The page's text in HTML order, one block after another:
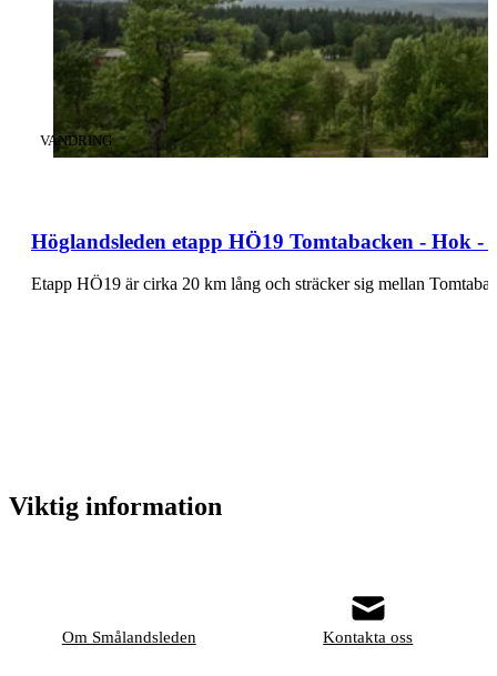
Höglandsleden etapp HÖ19 Tomtabacken - Hok -
KATEGORI:
VANDRING
Viktig information
Om Smålandsleden Kontakta oss